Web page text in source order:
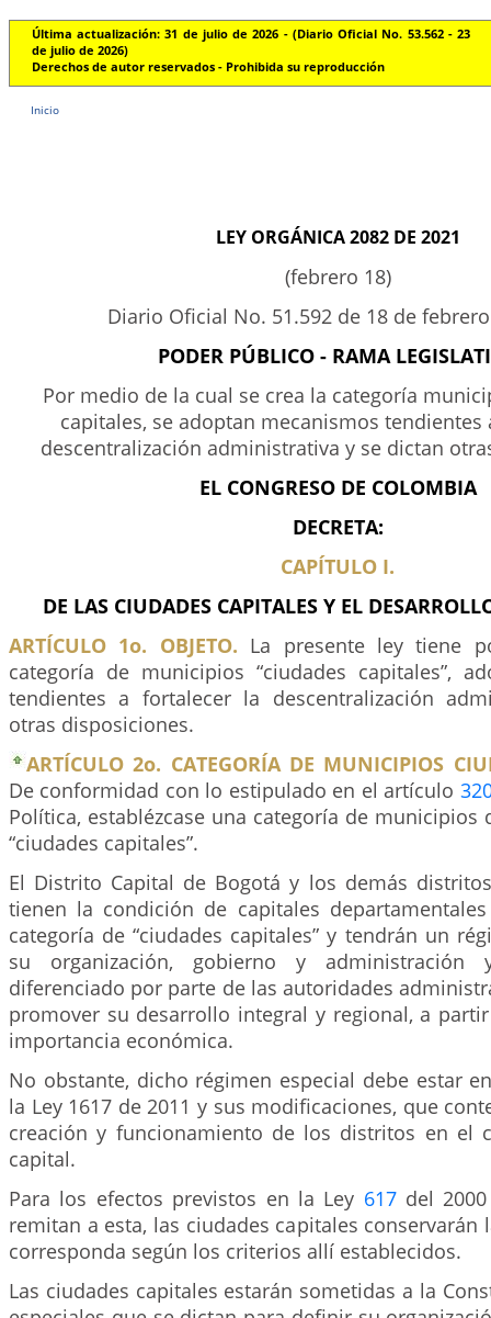
Última actualización: 31 de julio de 2026 - (Diario Oficial No. 53.562 - 23
de julio de 2026)
Derechos de autor reservados - Prohibida su reproducción
Inicio
LEY ORGÁNICA 2082 DE 2021
(febrero 18)
Diario Oficial No. 51.592 de 18 de
PODER PÚBLICO - RAMA
Por medio de la cual se crea la categoría
capitales, se adoptan mecanismos tendientes
descentralización administrativa y se dictan
EL CONGRESO DE COLOMBIA
DECRETA:
CAPÍTULO I.
DE LAS CIUDADES CAPITALES Y EL
ARTÍCULO 1o. OBJETO. La presente ley tiene
categoría de municipios “ciudades capitales”,
tendientes a fortalecer la descentralización
otras disposiciones.
ARTÍCULO 2o. CATEGORÍA DE MUNICIPIOS
De conformidad con lo estipulado en el artículo
Política, establézcase una categoría de municipios
“ciudades capitales”.
El Distrito Capital de Bogotá y los demás
tienen la condición de capitales
categoría de “ciudades capitales” y tendrán un
su organización, gobierno y administración
diferenciado por parte de las autoridades
promover su desarrollo integral y regional, a
importancia económica.
No obstante, dicho régimen especial debe estar
la Ley 1617 de 2011 y sus modificaciones, que
creación y funcionamiento de los distritos en el
capital.
Para los efectos previstos en la Ley 617del
remitan a esta, las ciudades capitales conservarán
corresponda según los criterios allí establecidos.
Las ciudades capitales estarán sometidas a la